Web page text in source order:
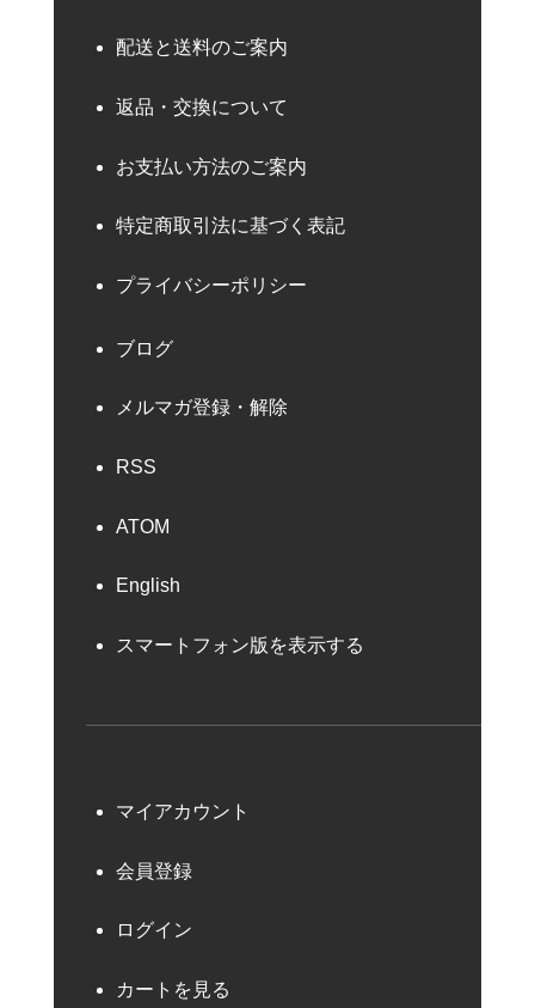
配送と送料のご案内
返品・交換について
お支払い方法のご案内
特定商取引法に基づく表記
プライバシーポリシー
ブログ
メルマガ登録・解除
RSS
ATOM
English
スマートフォン版を表示する
マイアカウント
会員登録
ログイン
カートを見る